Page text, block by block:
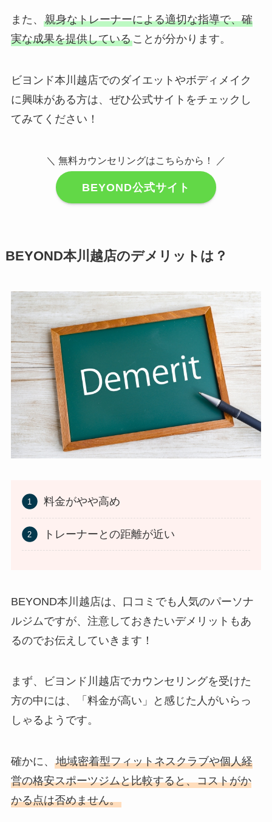
また、 親身なトレーナーによる適切な指導で、確
実な成果を提供していることが分かります。
ビヨンド本川越店でのダイエットやボディメイク
に興味がある方は、ぜひ公式サイトをチェックし
てみてください！
＼ 無料カウンセリングはこちらから！ ／
BEYOND公式サイト
BEYOND本川越店のデメリットは？
料金がやや高め
トレーナーとの距離が近い
BEYOND本川越店は、口コミでも人気のパーソナ
ルジムですが、注意しておきたいデメリットもあ
るのでお伝えしていきます！
まず、ビヨンド川越店でカウンセリングを受けた
方の中には、「料金が高い」と感じた人がいらっ
しゃるようです。
確かに、 地域密着型フィットネスクラブや個人経
営の格安スポーツジムと比較すると、コストがか
かる点は否めません。